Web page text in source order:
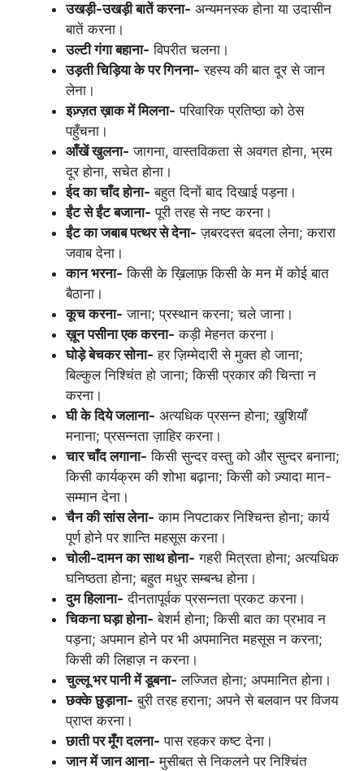
उखड़ी-उखड़ी बातें करना- अन्यमनस्क होना या उदासीन
बातें करना।
उल्टी गंगा बहाना- विपरीत चलना।
उड़ती चिड़िया के पर गिनना- रहस्य की बात दूर से जान
लेना।
इज़्ज़त ख़ाक में मिलना- परिवारिक प्रतिष्ठा को ठेस
पहुँचना।
आँखें खुलना- जागना, वास्तविकता से अवगत होना, भ्रम
दूर होना, सचेत होना।
ईद का चाँद होना- बहुत दिनों बाद दिखाई पड़ना।
ईंट से ईंट बजाना- पूरी तरह से नष्ट करना।
ईंट का जबाब पत्थर से देना- ज़बरदस्त बदला लेना; करारा
जवाब देना।
कान भरना- किसी के ख़िलाफ़ किसी के मन में कोई बात
बैठाना।
कूच करना- जाना; प्रस्थान करना; चले जाना।
ख़ून पसीना एक करना- कड़ी मेहनत करना।
घोड़े बेचकर सोना- हर ज़िम्मेदारी से मुक्त हो जाना;
बिल्कुल निश्चिंत हो जाना; किसी प्रकार की चिन्ता न
करना।
घी के दिये जलाना- अत्यधिक प्रसन्न होना; खुशियाँ
मनाना; प्रसन्नता ज़ाहिर करना।
चार चाँद लगाना- किसी सुन्दर वस्तु को और सुन्दर बनाना;
किसी कार्यक्रम की शोभा बढ़ाना; किसी को ज़्यादा मान-
सम्मान देना।
चैन की सांस लेना- काम निपटाकर निश्चिन्त होना; कार्य
पूर्ण होने पर शान्ति महसूस करना।
चोली-दामन का साथ होना- गहरी मित्रता होना; अत्यधिक
घनिष्ठता होना; बहुत मधुर सम्बन्ध होना।
दुम हिलाना- दीनतापूर्वक प्रसन्नता प्रकट करना।
चिकना घड़ा होना- बेशर्म होना; किसी बात का प्रभाव न
पड़ना; अपमान होने पर भी अपमानित महसूस न करना;
किसी की लिहाज़ न करना।
चुल्लू भर पानी में डूबना- लज्जित होना; अपमानित होना।
छक्के छुड़ाना- बुरी तरह हराना; अपने से बलवान पर विजय
प्राप्त करना।
छाती पर मूँग दलना- पास रहकर कष्ट देना।
जान में जान आना- मुसीबत से निकलने पर निश्चिंत